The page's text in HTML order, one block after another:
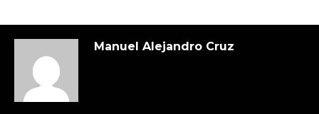
Manuel Alejandro Cruz